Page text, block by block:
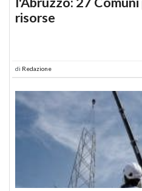
risorse
di Redazione